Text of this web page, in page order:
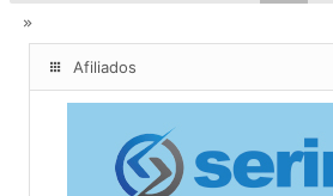
Afiliados